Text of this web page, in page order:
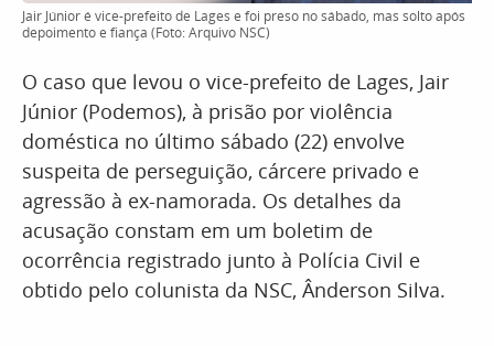
Jair Júnior é vice-prefeito de Lages e foi preso no sábado, mas solto após
depoimento e fiança (Foto: Arquivo NSC)
O caso que levou o vice-prefeito de Lages, Jair
Júnior (Podemos), à prisão por violência
doméstica no último sábado (22) envolve
suspeita de perseguição, cárcere privado e
agressão à ex-namorada. Os detalhes da
acusação constam em um boletim de
ocorrência registrado junto à Polícia Civil e
obtido pelo colunista da NSC, Ânderson Silva.